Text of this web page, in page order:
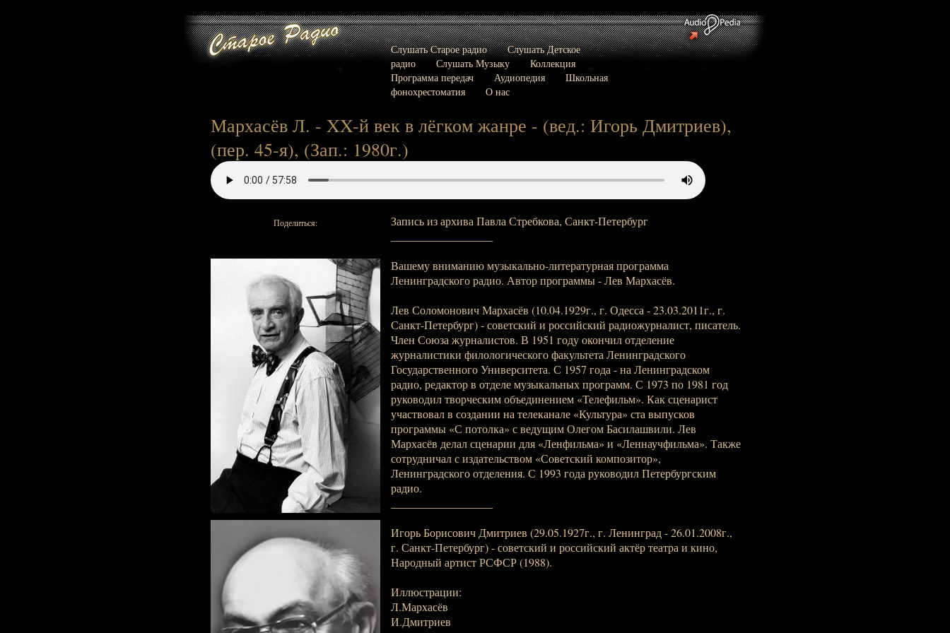
Слушать Старое радио
Слушать Детское
радио
Слушать Музыку
Коллекция
Программа передач
Аудиопедия
Школьная
фонохрестоматия
О нас
Мархасёв Л. - XX-й век в лёгком жанре - (вед.: Игорь Дмитриев),
(пер. 45-я), (Зап.: 1980г.)
Поделиться:
Запись из архива Павла Стребкова, Санкт-Петербург
Вашему вниманию музыкально-литературная программа
Ленинградского радио. Автор программы - Лев Мархасёв.
Лев Соломонович Мархасёв (10.04.1929г., г. Одесса - 23.03.2011г., г.
Санкт-Петербург) - советский и российский радиожурналист, писатель.
Член Союза журналистов. В 1951 году окончил отделение
журналистики филологического факультета Ленинградского
Государственного Университета. С 1957 года - на Ленинградском
радио, редактор в отделе музыкальных программ. С 1973 по 1981 год
руководил творческим объединением «Телефильм». Как сценарист
участвовал в создании на телеканале «Культура» ста выпусков
программы «С потолка» с ведущим Олегом Басилашвили. Лев
Мархасёв делал сценарии для «Ленфильма» и «Леннаучфильма». Также
сотрудничал с издательством «Советский композитор»,
Ленинградского отделения. С 1993 года руководил Петербургским
радио.
Игорь Борисович Дмитриев (29.05.1927г., г. Ленинград - 26.01.2008г.,
г. Санкт-Петербург) - советский и российский актёр театра и кино,
Народный артист РСФСР (1988).
Иллюстрации:
Л.Мархасёв
И.Дмитриев